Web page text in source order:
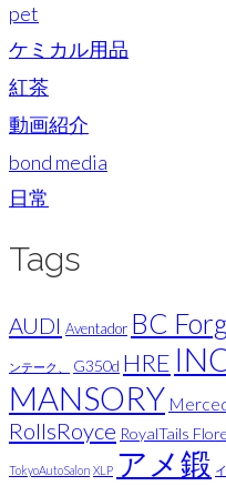
pet
ケミカル用品
紅茶
動画紹介
bond media
日常
Tags
AUDI Aventador BC
ンテーク、 G350d HRE
MANSORY
RollsRoyce RoyalTails
TokyoAutoSalon XLP アメ鍛